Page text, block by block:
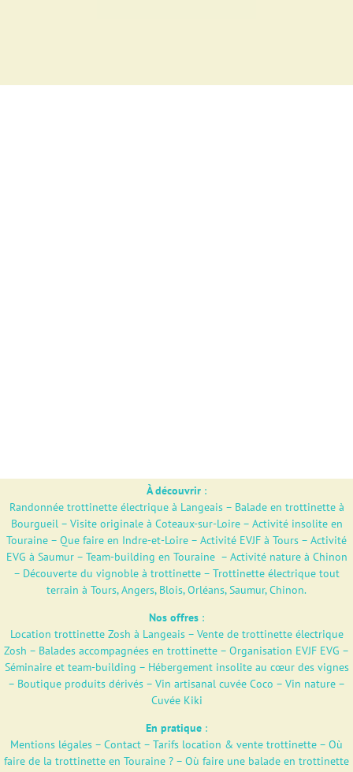
À découvrir :
Randonnée trottinette électrique à Langeais– Balade en trottinette à
Bourgueil– Visite originale à Coteaux-sur-Loire– Activité insolite en
Touraine – Que faire en Indre-et-Loire – Activité EVJF à Tours – Activité
EVG à Saumur– Team-building en Touraine– Activité nature à Chinon
– Découverte du vignoble à trottinette – Trottinette électrique tout
terrain à Tours, Angers, Blois, Orléans, Saumur, Chinon.
Nos offres :
Location trottinette Zosh à Langeais– Vente de trottinette électrique
Zosh – Balades accompagnées en trottinette – Organisation EVJF EVG –
Séminaire et team-building – Hébergement insolite au cœur des vignes
– Boutique produits dérivés – Vin artisanal cuvée Coco – Vin nature –
Cuvée Kiki
En pratique :
Mentions légales – Contact – Tarifs location & vente trottinette – Où
faire de la trottinette en Touraine ? – Où faire une balade en trottinette